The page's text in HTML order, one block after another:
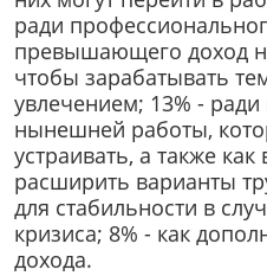
ради
превышающего доход
чтобы зарабатывать
увлечением; 13% -
нынешней работы,
устраивать, а также
расширить варианты
для стабильности в
кризиса; 8% - как
дохода.